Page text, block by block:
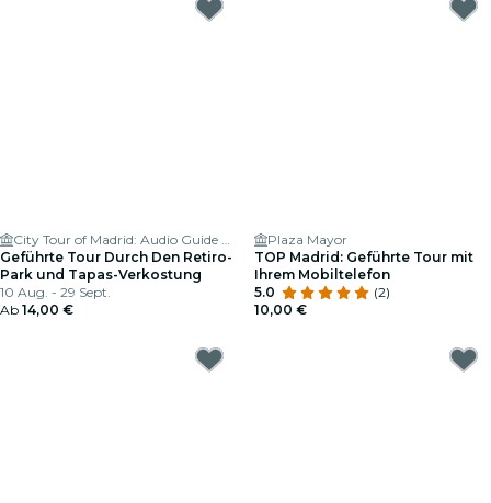
City Tour of Madrid: Audio Guide App
Geführte Tour Durch Den Retiro-
Park und Tapas-Verkostung
10 Aug. - 29 Sept.
Ab 14,00 €
Plaza Mayor
TOP Madrid: Geführte Tour mit
Ihrem Mobiltelefon
5.0
(2)
10,00 €